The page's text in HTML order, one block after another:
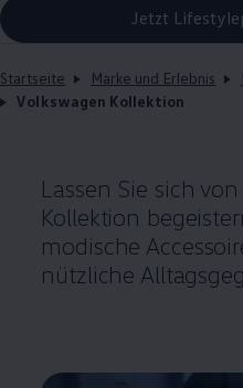
Jetzt
Startseite Marke und Erlebnis
Volkswagen Kollektion
Lassen Sie sich
Kollektion
modische
nützliche